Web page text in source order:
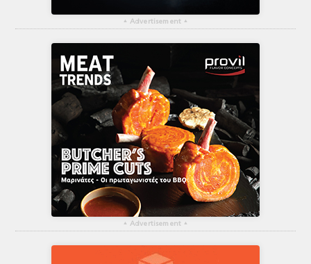
▴ Advertisement ▴
▴ Advertisement ▴